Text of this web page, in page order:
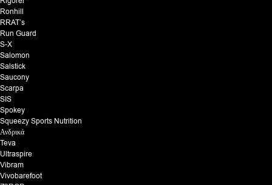
Ronhill
RRAT’s
Run Guard
S-X
Salomon
Salstick
Saucony
Scarpa
SIS
Spokey
Squeezy Sports Nutrition
Ανδρικά
Teva
Ultraspire
Vibram
Vivobarefoot